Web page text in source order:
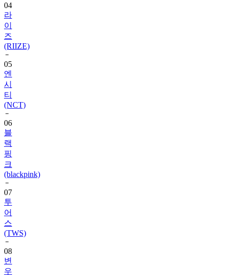
04
라
이
즈
(RIIZE)
05
엔
시
티
(NCT)
06
블
랙
핑
크
(blackpink)
07
투
어
스
(TWS)
08
변
우